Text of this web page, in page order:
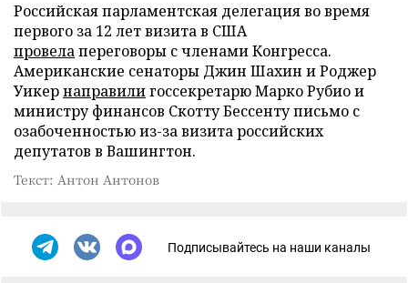
Российская парламентская делегация во время
первого за 12 лет визита в США
провелапереговоры с членами Конгресса.
Американские сенаторы Джин Шахин и Роджер
Уикернаправилигоссекретарю Марко Рубио и
министру финансов Скотту Бессенту письмо с
озабоченностью из-за визита российских
депутатов в Вашингтон.
Текст: Антон Антонов
Подписывайтесь на наши каналы